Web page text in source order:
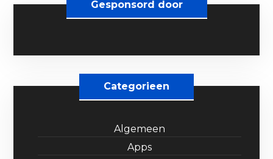
Gesponsord door
Categorieen
Algemeen
Apps